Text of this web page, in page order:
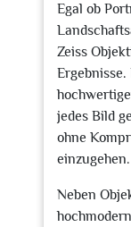
Egal ob
Zeiss
jedes Bild
ohne
einzugehen.
Neben